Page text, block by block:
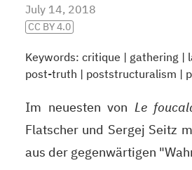
July 14, 2018
CC BY 4.0
Keywords: critique | gathering |
post-truth | poststructuralism |
Im neuesten von Le
Flatscher und Sergej Seitz
aus der gegenwärtigen